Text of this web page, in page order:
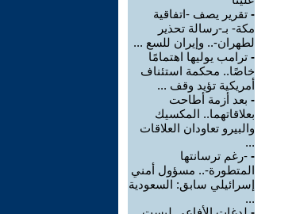
- تقرير يصف -اتفاقية
مكة- بـ-رسالة تحذير
لطهران-.. وإيران للسع ...
- ترامب يوليها اهتمامًا
خاصًا.. محكمة استئناف
أمريكية تؤيد وقف ...
- بعد أزمة أطاحت
بعلاقاتهما.. المكسيك
والبيرو تعاودان العلاقات
...
- -رغم ترسانتها
المتطورة-.. مسؤول أمني
إسرائيلي سابق: السعودية
...